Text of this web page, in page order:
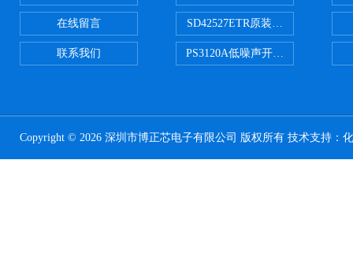
在线留言
联系我们
SD42527ETR原装正品
PS3120A低噪声开关电容器原装正
Copyright © 2026 深圳市博正芯电子有限公司 版权所有 技术支持：